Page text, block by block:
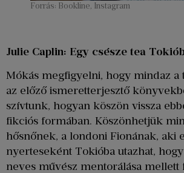
Forrás: Bookline, Instagram
Julie Caplin: Egy csésze tea
Mókás megfigyelni, hogy mindaz a
az előző ismeretterjesztő
szívtunk, hogyan köszön vissza
fikciós formában. Köszönhetjük
hősnőnek, a londoni Fionának, aki
nyerteseként Tokióba utazhat,
neves művész mentorálása mellett